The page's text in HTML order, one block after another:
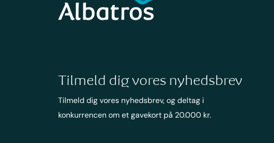
Tilmeld dig vores nyhedsbrev
Tilmeld dig vores nyhedsbrev, og deltag i
konkurrencen om et gavekort på 20.000 kr.